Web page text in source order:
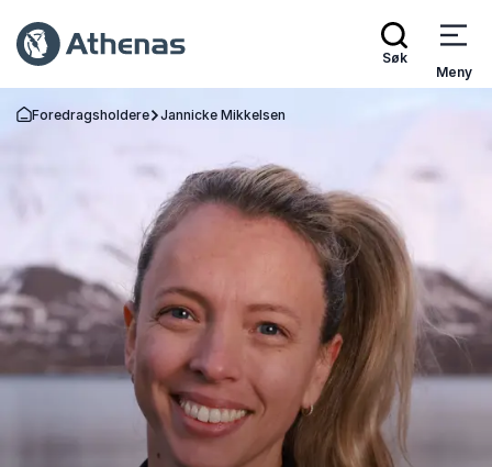
Søk
Meny
Gå tilbake til startsiden
Foredragsholdere Jannicke Mikkelsen